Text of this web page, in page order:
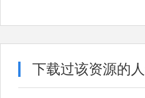
下载过该资源的